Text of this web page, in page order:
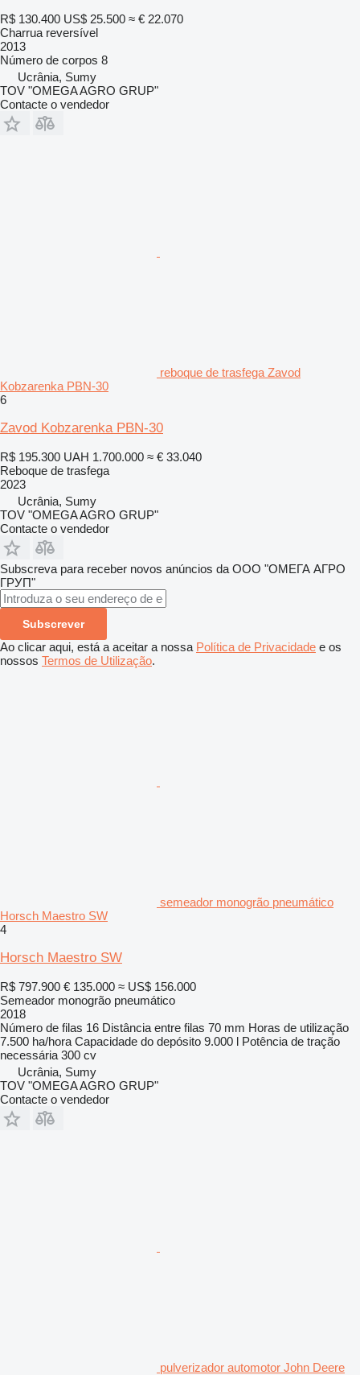
R$ 130.400 US$ 25.500 ≈ € 22.070
Charrua reversível
2013
Número de corpos 8
Ucrânia, Sumy
TOV "OMEGA AGRO GRUP"
Contacte o vendedor
reboque de trasfega Zavod
Kobzarenka PBN-30
6
Zavod Kobzarenka PBN-30
R$ 195.300 UAH 1.700.000 ≈ € 33.040
Reboque de trasfega
2023
Ucrânia, Sumy
TOV "OMEGA AGRO GRUP"
Contacte o vendedor
Subscreva para receber novos anúncios da ООО "ОМЕГА АГРО
ГРУП"
Subscrever
Ao clicar aqui, está a aceitar a nossa Política de Privacidade e os
nossos Termos de Utilização.
semeador monogrão pneumático
Horsch Maestro SW
4
Horsch Maestro SW
R$ 797.900 € 135.000 ≈ US$ 156.000
Semeador monogrão pneumático
2018
Número de filas 16 Distância entre filas 70 mm Horas de utilização
7.500 ha/hora Capacidade do depósito 9.000 l Potência de tração
necessária 300 cv
Ucrânia, Sumy
TOV "OMEGA AGRO GRUP"
Contacte o vendedor
pulverizador automotor John Deere